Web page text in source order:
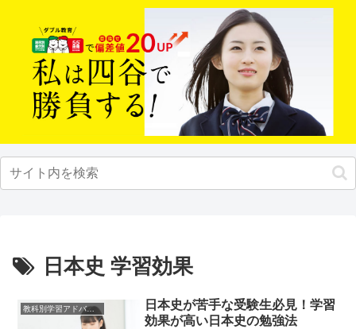
日本史 学習効果
教科別学習アドバイス
日本史が苦手な受験生必見！学習
効果が高い日本史の勉強法